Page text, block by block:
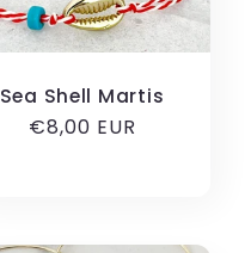
Sea Shell Martis
Κανονική
€8,00 EUR